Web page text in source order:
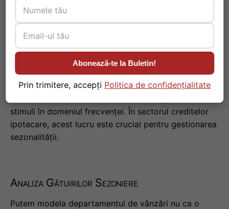
4. Funcția de Transfer și Răspunsul
în Frecvență #
Orice sistem dinamicare oFuncție de Transfer H(s)
stimuli în domeniul frecvenței. În sectorul creditelor
ipotecare, acest lucru este crucial pentru gestionarea
sezonalității.
Analiza Gâtuirilor Sezoniere
Putem modela departamentul de vânzări nu ca o
Abonează-te la Buletin!
Prin trimitere, accepți Politica de confidențialitate